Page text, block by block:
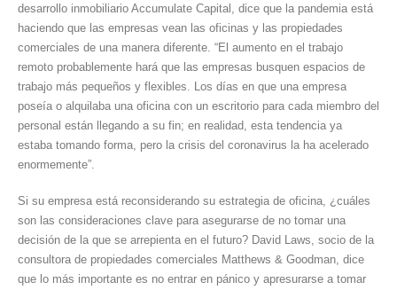
desarrollo inmobiliario Accumulate Capital, dice que la pandemia está
haciendo que las empresas vean las oficinas y las propiedades
comerciales de una manera diferente. “El aumento en el trabajo
remoto probablemente hará que las empresas busquen espacios de
trabajo más pequeños y flexibles. Los días en que una empresa
poseía o alquilaba una oficina con un escritorio para cada miembro del
personal están llegando a su fin; en realidad, esta tendencia ya
estaba tomando forma, pero la crisis del coronavirus la ha acelerado
enormemente”.
Si su empresa está reconsiderando su estrategia de oficina, ¿cuáles
son las consideraciones clave para asegurarse de no tomar una
decisión de la que se arrepienta en el futuro? David Laws, socio de la
consultora de propiedades comerciales Matthews & Goodman, dice
que lo más importante es no entrar en pánico y apresurarse a tomar